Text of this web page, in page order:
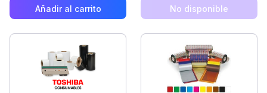
Añadir al carrito No disponible